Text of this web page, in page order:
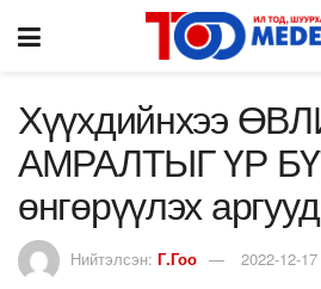
Хүүхдийнхээ
АМРАЛТЫГ ҮР
өнгөрүүлэх аргууд
Нийтэлсэн: Г.Гоо 2022-12-17